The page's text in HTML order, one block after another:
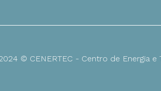
© CENERTEC - Centro de Energia e